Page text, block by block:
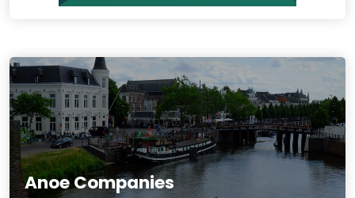
Anoe Companies